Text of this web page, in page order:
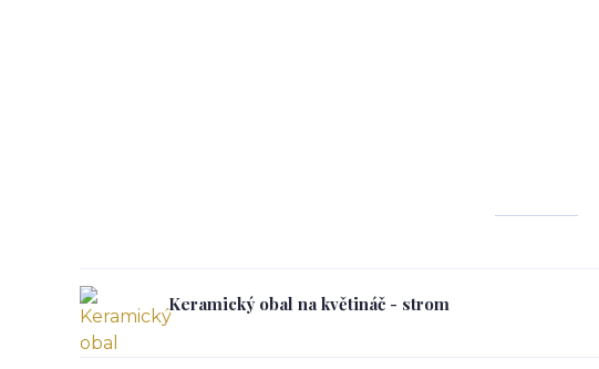
Keramický obal na květináč - strom